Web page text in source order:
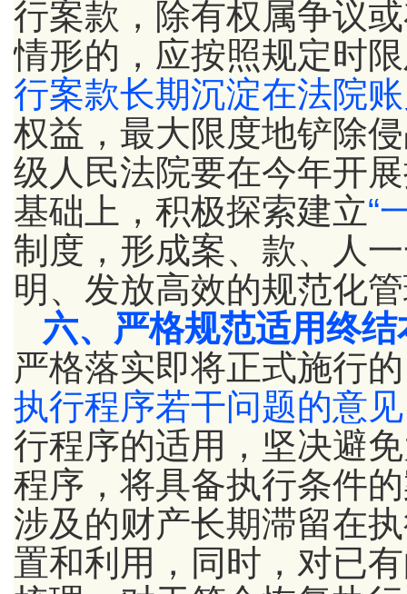
行案款，除有权属争议
情形的，应按照规定时
行案款长期沉淀在法院
权益，最大限度地铲除
级人民法院要在今年开
基础上，积极探索建立“
制度，形成案、款、人
明、发放高效的规范化
六、严格规范适用终
严格落实即将正式施行
执行程序若干问题的意
行程序的适用，坚决避
程序，将具备执行条件
涉及的财产长期滞留在
置和利用，同时，对已